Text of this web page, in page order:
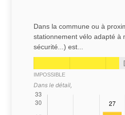
Dans la commune ou à
stationnement vélo adapté à
sécurité...) est...
IMPOSSIBLE
Dans le détail,